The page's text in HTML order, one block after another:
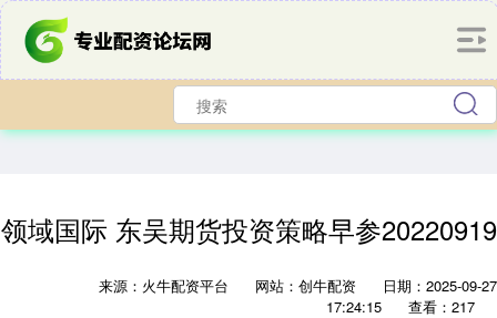
领域国际 东吴期货投资策略早参20220919
来源：火牛配资平台 网站：创牛配资
日期：2025-09-27
17:24:15
查看：217